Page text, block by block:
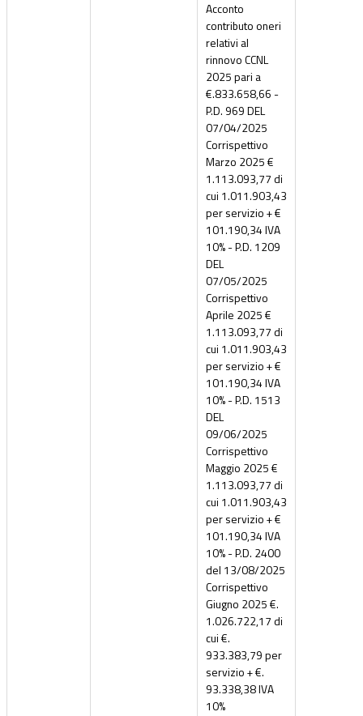
Acconto
contributo oneri
relativi al
rinnovo CCNL
2025 pari a
€.833.658,66 -
P.D. 969 DEL
07/04/2025
Corrispettivo
Marzo 2025 €
1.113.093,77 di
cui 1.011.903,43
per servizio + €
101.190,34 IVA
10% - P.D. 1209
DEL
07/05/2025
Corrispettivo
Aprile 2025 €
1.113.093,77 di
cui 1.011.903,43
per servizio + €
101.190,34 IVA
10% - P.D. 1513
DEL
09/06/2025
Corrispettivo
Maggio 2025 €
1.113.093,77 di
cui 1.011.903,43
per servizio + €
101.190,34 IVA
10% - P.D. 2400
del 13/08/2025
Corrispettivo
Giugno 2025 €.
1.026.722,17 di
cui €.
933.383,79 per
servizio + €.
93.338,38 IVA
10%